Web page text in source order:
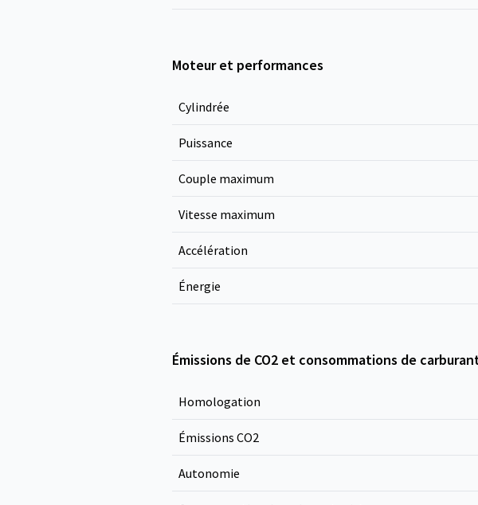
Moteur et performances
Cylindrée
Puissance
Couple maximum
Vitesse maximum
Accélération
Énergie
Émissions de CO2 et consommations de
Homologation
Émissions CO2
Autonomie